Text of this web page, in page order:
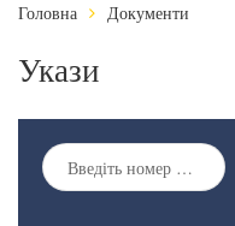
Головна Документи
Укази